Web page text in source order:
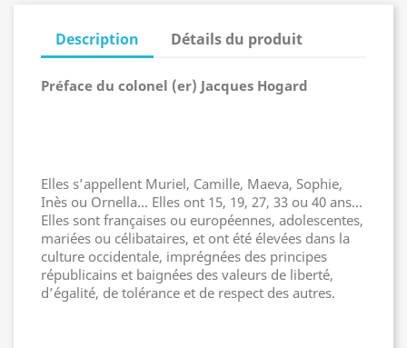
Description Détails du produit
Préface du colonel (er) Jacques Hogard
Elles s’appellent Muriel, Camille, Maeva, Sophie,
Inès ou Ornella… Elles ont 15, 19, 27, 33 ou 40 ans…
Elles sont françaises ou européennes, adolescentes,
mariées ou célibataires, et ont été élevées dans la
culture occidentale, imprégnées des principes
républicains et baignées des valeurs de liberté,
d’égalité, de tolérance et de respect des autres.